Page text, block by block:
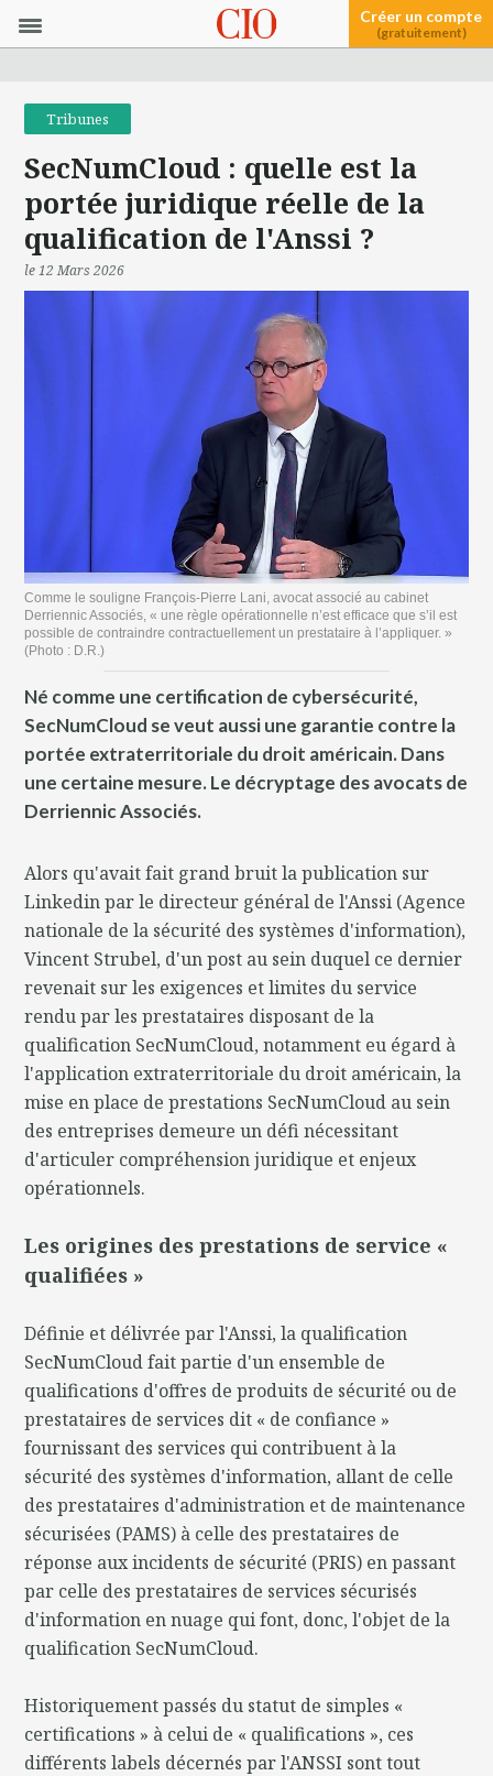
Créer un compte
(gratuitement)
Tribunes
SecNumCloud : quelle est la
portée juridique réelle de la
qualification de l'Anssi ?
le 12 Mars 2026
Comme le souligne François-Pierre Lani, avocat associé au cabinet
Derriennic Associés, « une règle opérationnelle n’est efficace que s’il est
possible de contraindre contractuellement un prestataire à l’appliquer. »
(Photo : D.R.)
Né comme une certification de cybersécurité,
SecNumCloud se veut aussi une garantie contre la
portée extraterritoriale du droit américain. Dans
une certaine mesure. Le décryptage des avocats de
Derriennic Associés.
Alors qu'avait fait grand bruit la publication sur
Linkedin par le directeur général de l'Anssi (Agence
nationale de la sécurité des systèmes d'information),
Vincent Strubel, d'un post au sein duquel ce dernier
revenait sur les exigences et limites du service
rendu par les prestataires disposant de la
qualification SecNumCloud, notamment eu égard à
l'application extraterritoriale du droit américain, la
mise en place de prestations SecNumCloud au sein
des entreprises demeure un défi nécessitant
d'articuler compréhension juridique et enjeux
opérationnels.
Les origines des prestations de service «
qualifiées »
Définie et délivrée par l'Anssi, la qualification
SecNumCloud fait partie d'un ensemble de
qualifications d'offres de produits de sécurité ou de
prestataires de services dit « de confiance »
fournissant des services qui contribuent à la
sécurité des systèmes d'information, allant de celle
des prestataires d'administration et de maintenance
sécurisées (PAMS) à celle des prestataires de
réponse aux incidents de sécurité (PRIS) en passant
par celle des prestataires de services sécurisés
d'information en nuage qui font, donc, l'objet de la
qualification SecNumCloud.
Historiquement passés du statut de simples «
certifications » à celui de « qualifications », ces
différents labels décernés par l'ANSSI sont tout